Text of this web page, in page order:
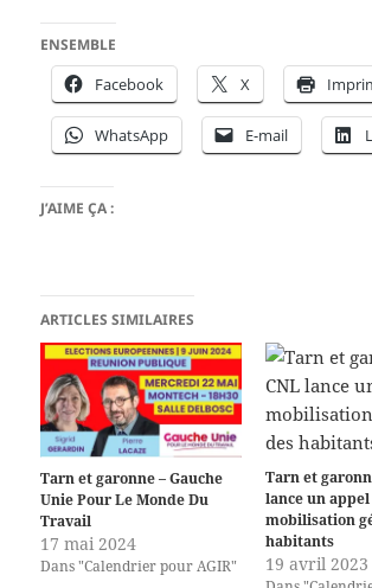
ENSEMBLE
Facebook X
WhatsApp E-mail
J’AIME ÇA :
ARTICLES SIMILAIRES
Tarn et garonne – Gauche
Unie Pour Le Monde Du
Travail
17 mai 2024
Dans "Calendrier pour AGIR"
Tarn et
lance un appel
mobilisation
habitants
19 avril 2023